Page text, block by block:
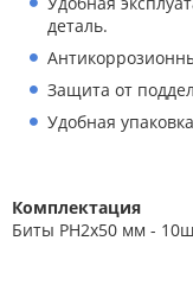
Клининг
Оборудование
Пневмоинструмент
Расходные материалы
Режущий инструмент
деталь.
Защита от
Удобная
Комплектация
Биты PH2х50 мм -